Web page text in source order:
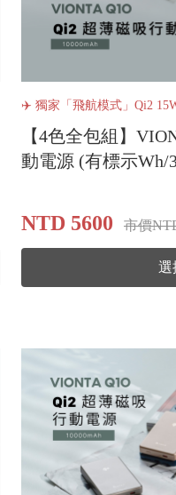
✈️ 獨家「飛航模式」Qi2
【4色全包組】
動電源 (有標示Wh/
NTD 5600 市價
選